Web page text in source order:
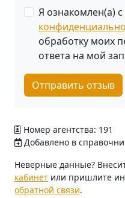
Я ознакомлен(а) с
обработку моих
ответа на мой
Отправить отзыв
Номер агентства: 191
Добавлено в
Неверные данные?
кабинет или пришлите
обратной связи.